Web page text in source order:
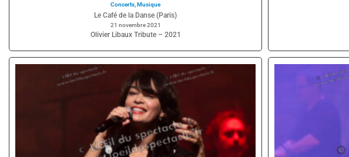
Concerts, Musique
Le Café de la Danse (Paris)
21 novembre 2021
Olivier Libaux Tribute – 2021